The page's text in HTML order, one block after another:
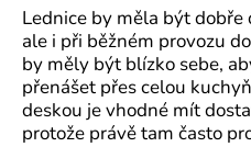
Lednice by měla být
ale i při běžném provozu
by měly být blízko sebe,
přenášet přes celou
deskou je vhodné mít
protože právě tam často